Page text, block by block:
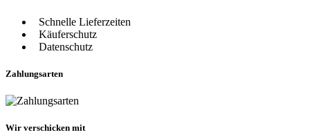
Schnelle Lieferzeiten
Käuferschutz
Datenschutz
Zahlungsarten
Wir verschicken mit